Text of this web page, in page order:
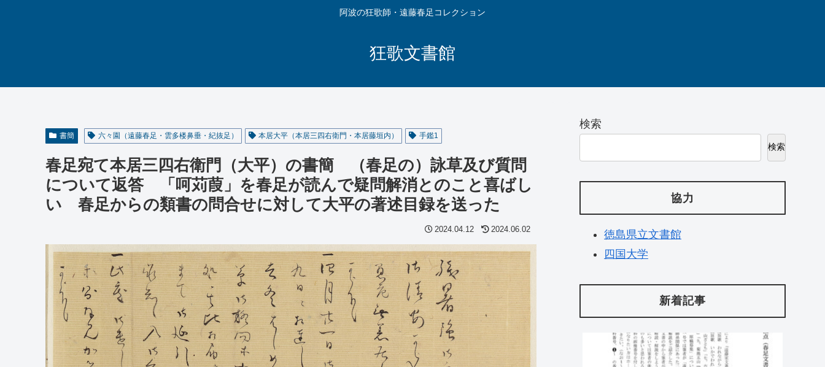
阿波の狂歌師・遠藤春足コレクション
狂歌文書館
書簡 六々園（遠藤春足・雲多楼鼻垂・紀抜足） 本居大平（本居三四右衛門・本居藤垣内） 手鑑1
春足宛て本居三四右衛門（大平）の書簡 （春足の）詠草及び質問
について返答 「呵苅葭」を春足が読んで疑問解消とのこと喜ばし
い 春足からの類書の問合せに対して大平の著述目録を送った
2024.04.12 2024.06.02
検索
検索
協力
徳島県立文書館
四国大学
新着記事